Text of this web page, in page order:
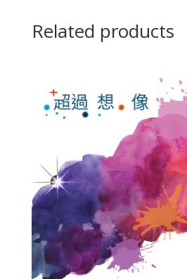
Related products